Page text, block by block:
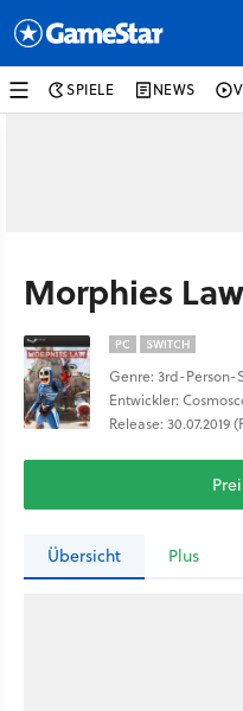
SPIELE NEWS
Morphies Law
PC SWITCH
Genre: 3rd-Person-
Entwickler:
Release: 30.07.2019
Übersicht Plus